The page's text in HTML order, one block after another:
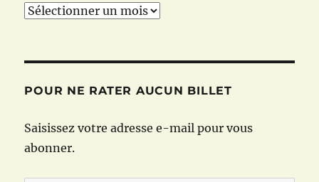
Archives
POUR NE RATER AUCUN BILLET
Saisissez votre adresse e-mail pour vous
abonner.